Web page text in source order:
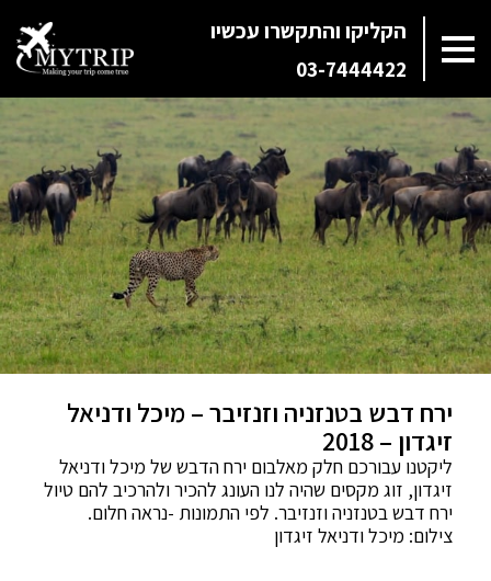
הקליקו והתקשרו עכשיו
03-7444422
ירח דבש בטנזניה וזנזיבר – מיכל ודניאל
זיגדון – 2018
ליקטנו עבורכם חלק מאלבום ירח הדבש של מיכל ודניאל
זיגדון, זוג מקסים שהיה לנו העונג להכיר ולהרכיב להם טיול
ירח דבש בטנזניה וזנזיבר. לפי התמונות -נראה חלום.
צילום: מיכל ודניאל זיגדון